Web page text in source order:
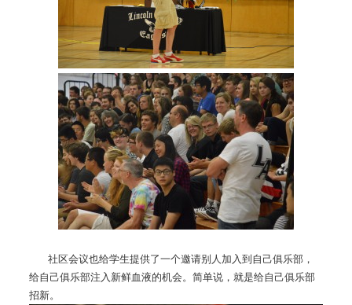
社区会议也给学生提供了一个邀请别人加入到自己俱乐部，
给自己俱乐部注入新鲜血液的机会。简单说，就是给自己俱乐部
招新。